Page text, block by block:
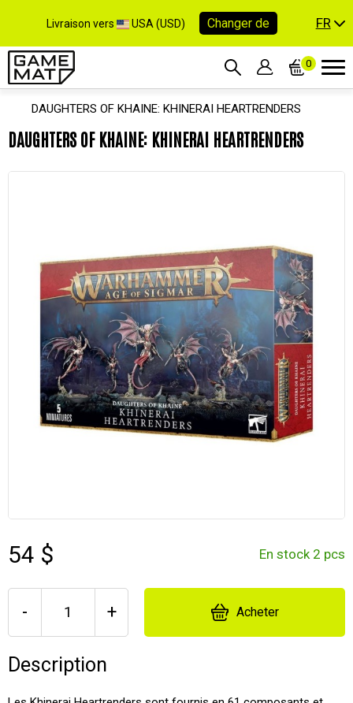
Livraison vers USA (USD) Changer de FR
0
DAUGHTERS OF KHAINE: KHINERAI HEARTRENDERS
DAUGHTERS OF KHAINE: KHINERAI HEARTRENDERS
54 $ En stock 2 pcs
- + Acheter
Description